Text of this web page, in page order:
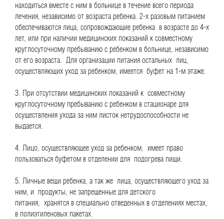
находиться вместе с ним в больнице в течение всего периода
лечения, независимо от возраста ребенка. 2-х разовым питанием
обеспечиваются лица, сопровождающие ребенка в возрасте до 4-х
лет, или при наличии медицинских показаний к совместному
круглосуточному пребыванию с ребенком в больнице, независимо
от его возраста. Для организации питания остальных лиц,
осуществляющих уход за ребенком, имеется буфет на 1-м этаже.
3. При отсутствии медицинских показаний к совместному
круглосуточному пребыванию с ребенком в стационаре для
осуществления ухода за ним листок нетрудоспособности не
выдается.
4. Лицо, осуществляющее уход за ребенком, имеет право
пользоваться буфетом в отделении для подогрева пищи.
5. Личные вещи ребенка, а так же лица, осуществляющего уход за
ним, и продукты, не запрещенные для детского
питания, хранятся в специально отведенных в отделениях местах,
в полиэтиленовых пакетах.